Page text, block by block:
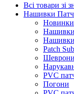
Всі товари зі
Нашивки
Новинки
Нашивки
Нашивки
Рatch
PVC
Погони